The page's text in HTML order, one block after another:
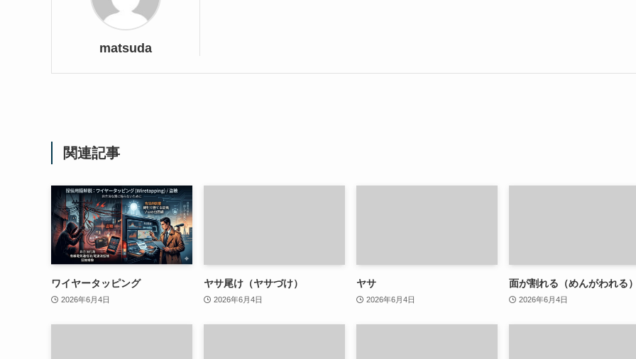
matsuda
関連記事
ワイヤータッピング
2026年6月4日
ヤサ尾け（ヤサづけ）
2026年6月4日
ヤサ
2026年6月4日
面が割れる（めんがわれる
2026年6月4日